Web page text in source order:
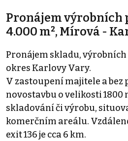
Pronájem výrobních
4.000 m², Mírová -
Pronájem skladu,
okres Karlovy Vary.
V zastoupení majitele a bez
novostavbu o velikosti 1800
skladování či výrobu,
komerčním areálu.
exit 136 je cca 6 km.